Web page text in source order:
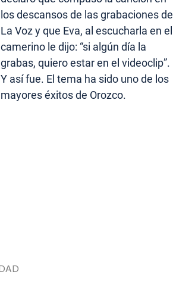
los descansos de las grabaciones de
La Voz y que Eva, al escucharla en el
camerino le dijo: “si algún día la
grabas, quiero estar en el videoclip”.
Y así fue. El tema ha sido uno de los
mayores éxitos de Orozco.